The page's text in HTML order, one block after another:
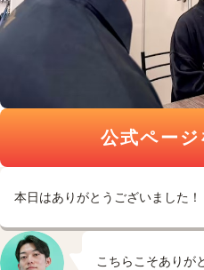
公式ページ
本日はありがとうございました！
こちらこそありが